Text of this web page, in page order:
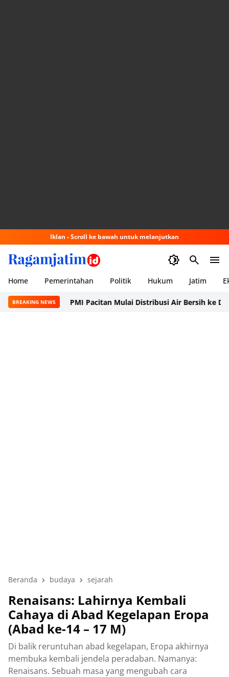
Iklan - Scroll ke bawah untuk melanjutkan
Home Pemerintahan Politik Hukum Jatim
BREAKING NEWSPMI Pacitan Mulai Distribusi Air Bersih ke Dusun
Beranda budaya sejarah
Renaisans: Lahirnya Kembali
Cahaya di Abad Kegelapan Eropa
(Abad ke-14 – 17 M)
Di balik reruntuhan abad kegelapan, Eropa akhirnya
membuka kembali jendela peradaban. Namanya:
Renaisans. Sebuah masa yang mengubah cara